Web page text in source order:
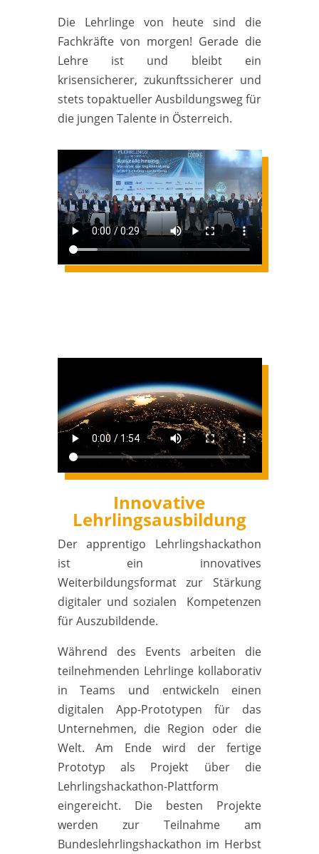
Die Lehrlinge von heute sind die
Fachkräfte von morgen! Gerade die
Lehre ist und bleibt ein
krisensicherer, zukunftssicherer und
stets topaktueller Ausbildungsweg für
die jungen Talente in Österreich.
Innovative
Lehrlingsausbildung
Der apprentigo Lehrlingshackathon
ist ein innovatives
Weiterbildungsformat zur Stärkung
digitaler und sozialen Kompetenzen
für Auszubildende.
Während des Events arbeiten die
teilnehmenden Lehrlinge kollaborativ
in Teams und entwickeln einen
digitalen App-Prototypen für das
Unternehmen, die Region oder die
Welt. Am Ende wird der fertige
Prototyp als Projekt über die
Lehrlingshackathon-Plattform
eingereicht. Die besten Projekte
werden zur Teilnahme am
Bundeslehrlingshackathon im Herbst